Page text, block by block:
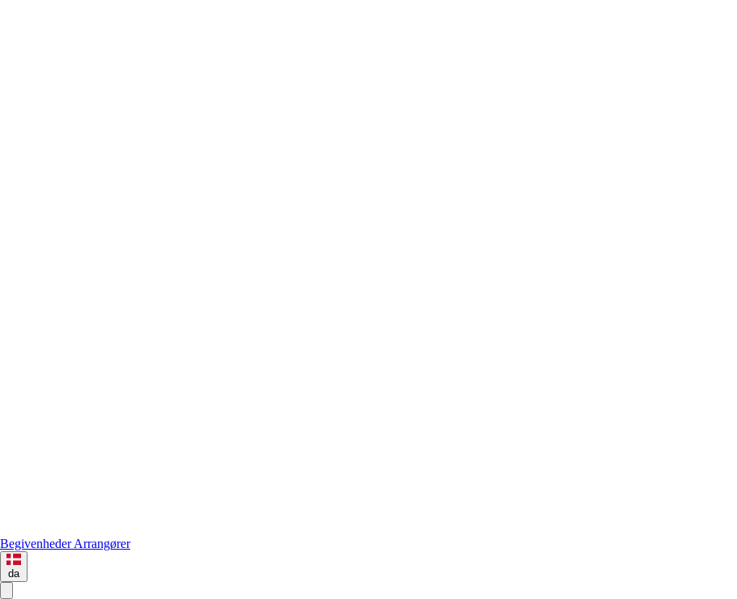
BegivenhederArrangører
da